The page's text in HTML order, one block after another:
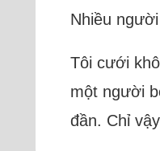
Nhiều
Tôi cưới
một người
đần. Chỉ